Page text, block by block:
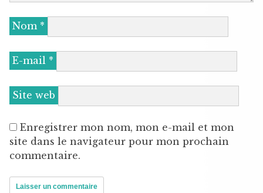
Nom *
E-mail *
Site web
Enregistrer mon nom, mon e-mail et mon
site dans le navigateur pour mon prochain
commentaire.